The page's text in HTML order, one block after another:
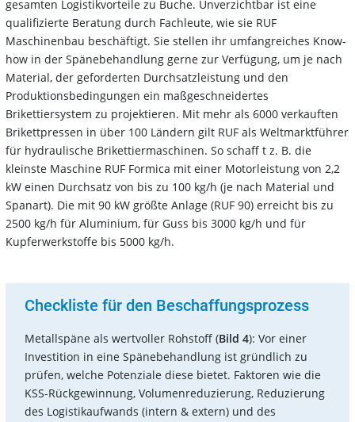
gesamten Logistikvorteile zu Buche. Unverzichtbar ist eine
qualifizierte Beratung durch Fachleute, wie sie RUF
Maschinenbau beschäftigt. Sie stellen ihr umfangreiches Know-
how in der Spänebehandlung gerne zur Verfügung, um je nach
Material, der geforderten Durchsatzleistung und den
Produktionsbedingungen ein maßgeschneidertes
Brikettiersystem zu projektieren. Mit mehr als 6000 verkauften
Brikettpressen in über 100 Ländern gilt RUF als Weltmarktführer
für hydraulische Brikettiermaschinen. So schaff t z. B. die
kleinste Maschine RUF Formica mit einer Motorleistung von 2,2
kW einen Durchsatz von bis zu 100 kg/h (je nach Material und
Spanart). Die mit 90 kW größte Anlage (RUF 90) erreicht bis zu
2500 kg/h für Aluminium, für Guss bis 3000 kg/h und für
Kupferwerkstoffe bis 5000 kg/h.
Checkliste für den Beschaffungsprozess
Metallspäne als wertvoller Rohstoff (Bild 4): Vor einer
Investition in eine Spänebehandlung ist gründlich zu
prüfen, welche Potenziale diese bietet. Faktoren wie die
KSS-Rückgewinnung, Volumenreduzierung, Reduzierung
des Logistikaufwands (intern & extern) und des